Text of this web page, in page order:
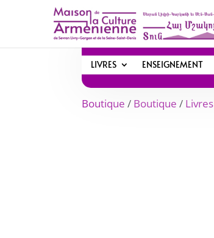
LIVRES ENSEIGNEMENT
Boutique / Boutique / Livres